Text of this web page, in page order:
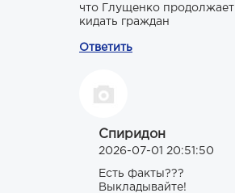
что Глущенко продолжает
кидать граждан
Ответить
Спиридон
2026-07-01 20:51:50
Есть факты???
Выкладывайте!